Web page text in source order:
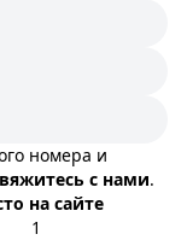
номера и
с нами.
на сайте
1